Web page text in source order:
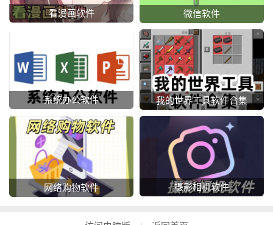
看漫画软件 微信软件
系统办公软件 我的世界工具软件合集
网络购物软件 摄影相机软件